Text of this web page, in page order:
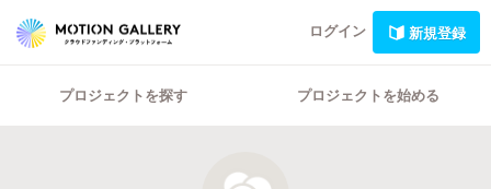
ログイン 新規登録
プロジェクトを探す プロジェクトを始める